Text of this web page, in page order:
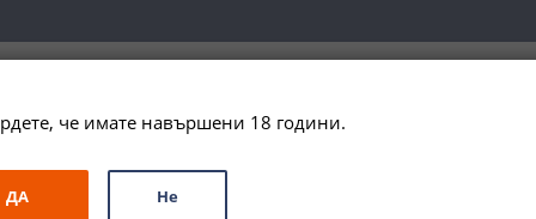
ЗА ПОДАРЪК ПРОМО СПЕЦИАЛНИ ПРЕДЛОЖЕНИЯ
че имате навършени 18 години.
ДА Не